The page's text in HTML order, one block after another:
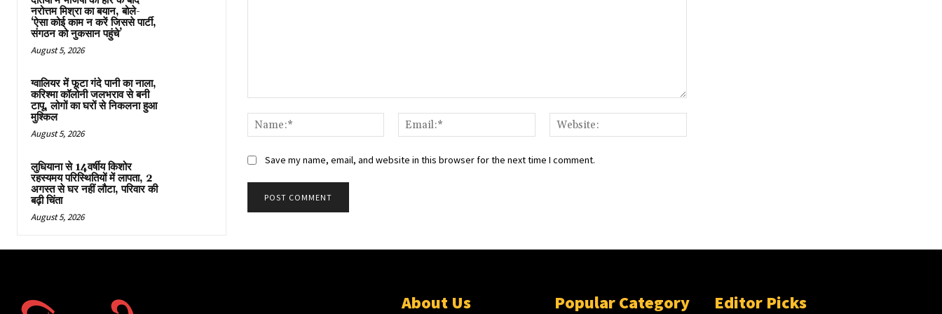
नरोत्तम मिश्रा का बयान, बोले-
‘ऐसा कोई काम न करें जिससे पार्टी,
संगठन को नुकसान पहुंचे’
August 5, 2026
ग्वालियर में फूटा गंदे पानी का नाला,
करिश्मा कॉलोनी जलभराव से बनी
टापू, लोगों का घरों से निकलना हुआ
मुश्किल
August 5, 2026
लुधियाना से 14वर्षीय किशोर
रहस्यमय परिस्थितियों में लापता, 2
अगस्त से घर नहीं लौटा, परिवार की
बढ़ी चिंता
August 5, 2026
Name:*
Email:*
Save my name, email, and website in this browser for the next time I comment.
About Us Popular Category Editor Picks